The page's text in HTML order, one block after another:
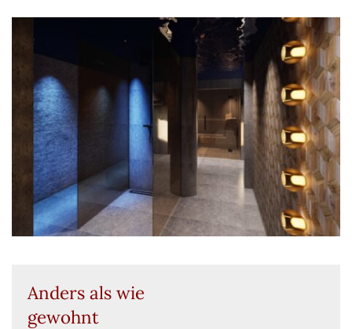
Anders als wie
gewohnt